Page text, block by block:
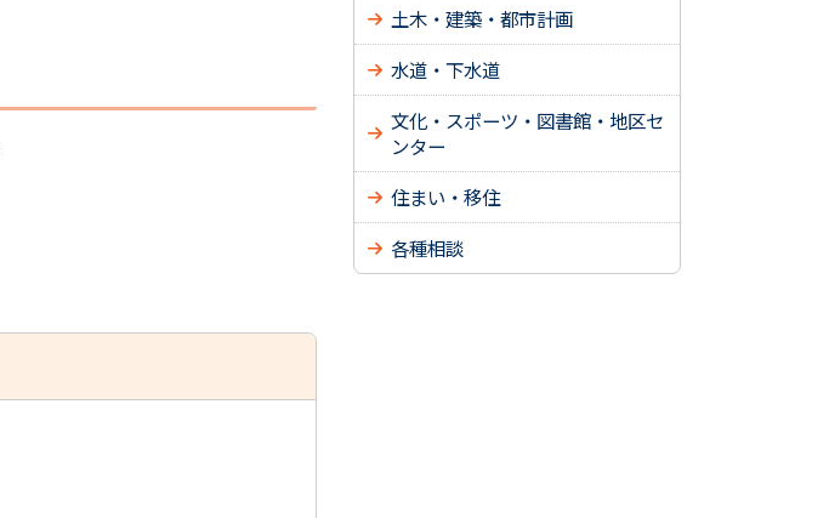
土木・建築・都市計画
水道・下水道
文化・スポーツ・図書館・地区セ
ンター
住まい・移住
各種相談